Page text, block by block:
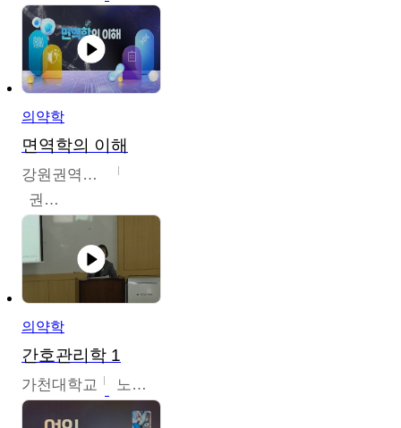
의약학
면역학의 이해
강원권역센터
권보인
의약학
간호관리학 1
가천대학교 노원정